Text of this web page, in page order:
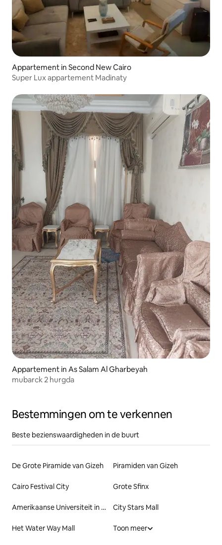
Appartement in Second New Cairo
Super Lux appartement Madinaty
Appartement in As Salam Al Gharbeyah
mubarck 2 hurgda
Bestemmingen om te verkennen
Beste bezienswaardigheden in de buurt
De Grote Piramide van Gizeh Piramiden van Gizeh
Cairo Festival City Grote Sfinx
Amerikaanse Universiteit in Caïro City Stars Mall
Het Water Way Mall Toon meer